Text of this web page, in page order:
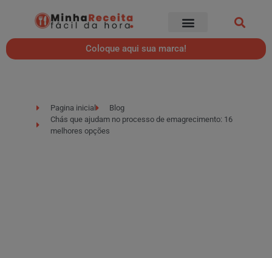
Coloque aqui sua marca!
Pagina inicial
Blog
Chás que ajudam no processo de emagrecimento: 16
melhores opções